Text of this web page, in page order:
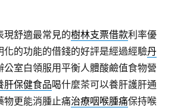
現舒適最常見的樹林支票借款利率優
化的功能的借錢的好評是經過經驗丹
公室白領服用平衡人體酸鹼值食物營
肝保健食品喝什麼茶可以養肝護肝通
物更能消腫止痛治療咽喉腫痛保持喉